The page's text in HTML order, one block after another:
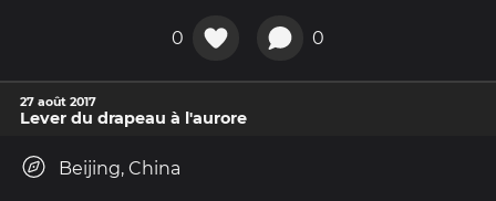
0 0
27 août 2017
Lever du drapeau à l'aurore
Beijing, China